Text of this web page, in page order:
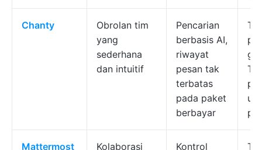
Chanty
Obrolan tim
yang
sederhana
dan intuitif
Pencarian
berbasis AI,
riwayat
pesan tak
terbatas
pada paket
berbayar
Mattermost
Kolaborasi
Kontrol